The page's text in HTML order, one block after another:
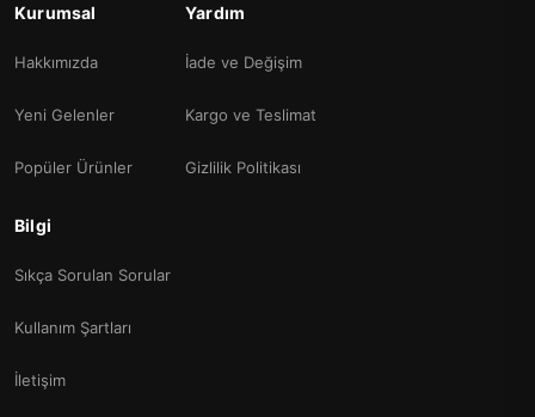
Kurumsal
Hakkımızda
Yeni Gelenler
Popüler Ürünler
Yardım
İade ve Değişim
Kargo ve Teslimat
Gizlilik Politikası
Bilgi
Sıkça Sorulan Sorular
Kullanım Şartları
İletişim